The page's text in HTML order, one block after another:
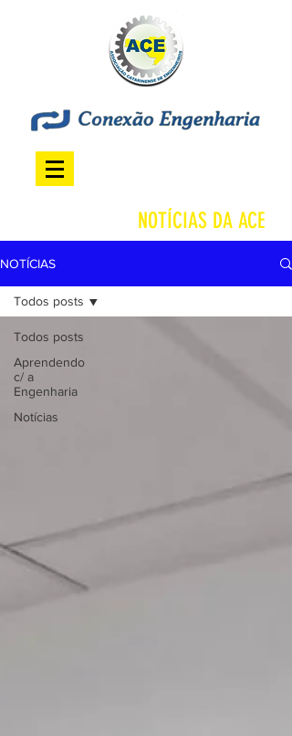
NOTÍCIAS DA ACE
NOTÍCIAS
Todos posts
Aprendendo
c/ a
Engenharia
Notícias
Todos posts